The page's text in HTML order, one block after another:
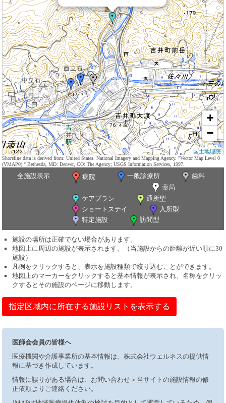
+
−
国土地理院
Shoreline data is derived from: United States. National Imagery and Mapping Agency. "Vector Map Level 0
(VMAP0)." Bethesda, MD: Denver, CO: The Agency; USGS Information Services, 1997.
全施設表示 病院 一般診療所
歯科
薬局
ケアプラン
通所型
ショートステイ
入所型
特定施設
訪問型
施設の場所は正確でない場合があります。
地図上に周辺の施設が表示されます。（当施設からの距離が近い順に30
施設）
凡例をクリックすると、表示を施設種類で絞り込むことができます。
地図上のマーカーをクリックすると基本情報が表示され、名称をクリッ
クするとその施設のページに移動します。
指定区域内に所在する施設リストを表示する
医師会会員の皆様へ
医療機関や介護事業所の基本情報は、株式会社ウェルネスの提供情
報に基づき作成しています。
情報に誤りがある場合は、お問い合わせ＞当サイトの施設情報の修
正依頼よりご連絡ください。